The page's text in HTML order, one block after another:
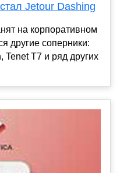
Jetour Dashing
на корпоративном
другие соперники:
T7 и ряд других